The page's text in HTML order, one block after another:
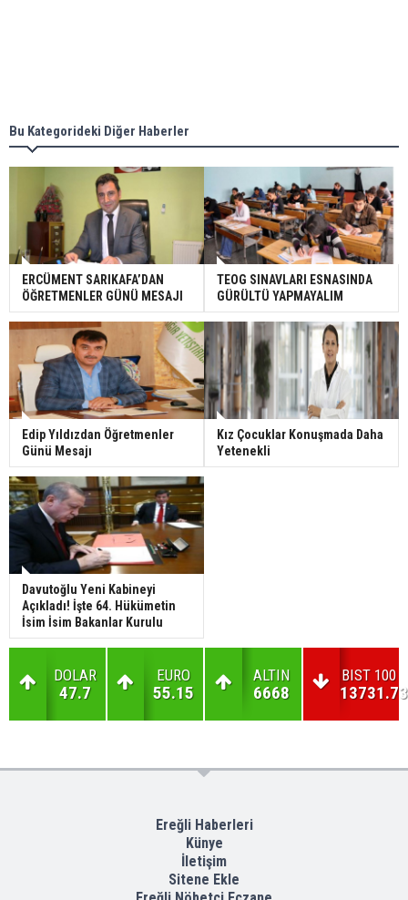
Bu Kategorideki Diğer Haberler
ERCÜMENT SARIKAFA’DAN
ÖĞRETMENLER GÜNÜ MESAJI
TEOG SINAVLARI ESNASINDA
GÜRÜLTÜ YAPMAYALIM
Edip Yıldızdan Öğretmenler
Günü Mesajı
Kız Çocuklar Konuşmada Daha
Yetenekli
Davutoğlu Yeni Kabineyi
Açıkladı! İşte 64. Hükümetin
İsim İsim Bakanlar Kurulu
DOLAR
47.7
EURO
55.15
ALTIN
6668
BIST 100
13731.73
Ereğli Haberleri
Künye
İletişim
Sitene Ekle